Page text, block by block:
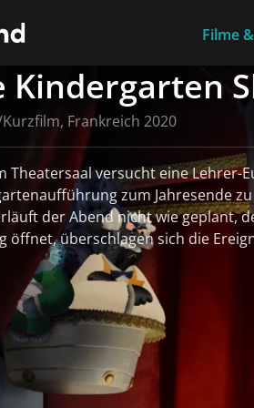
Filme
Kindergarten
Frankreich 2020
Theatersaal versucht eine Lehrer-
zum Jahresende
der Abend nicht wie geplant,
öffnet, überschlagen sich die
Informationen